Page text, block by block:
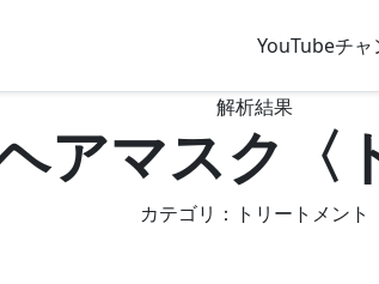
YouTubeチャ
解析結果
アマスク〈
カテゴリ：トリートメント